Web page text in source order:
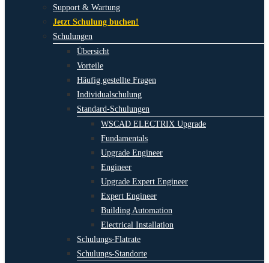
Support & Wartung
Jetzt Schulung buchen!
Schulungen
Übersicht
Vorteile
Häufig gestellte Fragen
Individualschulung
Standard-Schulungen
WSCAD ELECTRIX Upgrade
Fundamentals
Upgrade Engineer
Engineer
Upgrade Expert Engineer
Expert Engineer
Building Automation
Electrical Installation
Schulungs-Flatrate
Schulungs-Standorte